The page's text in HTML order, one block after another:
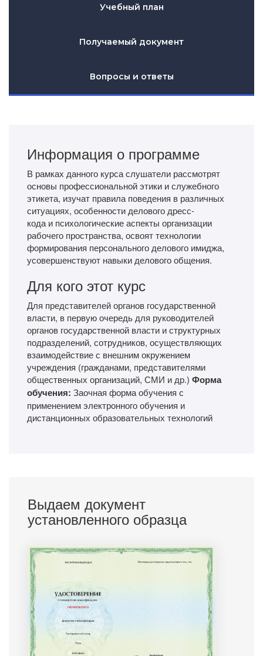
Учебный план
Получаемый документ
Вопросы и ответы
Информация о программе
В рамках данного курса слушатели рассмотрят
основы профессиональной этики и служебного
этикета, изучат правила поведения в различных
ситуациях, особенности делового дресс-
кода и психологические аспекты организации
рабочего пространства, освоят технологии
формирования персонального делового имиджа,
усовершенствуют навыки делового общения.
Для кого этот курс
Для представителей органов государственной
власти, в первую очередь для руководителей
органов государственной власти и структурных
подразделений, сотрудников, осуществляющих
взаимодействие с внешним окружением
учреждения (гражданами, представителями
общественных организаций, СМИ и др.) Форма
обучения: Заочная форма обучения с
применением электронного обучения и
дистанционных образовательных технологий
Выдаем документ
установленного образца